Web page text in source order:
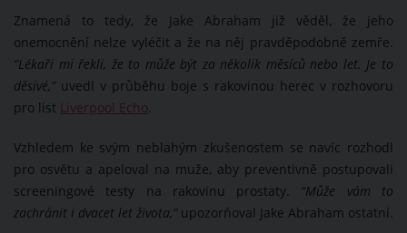
Znamená to tedy, že Jake Abraham již věděl, že jeho
onemocnění nelze vyléčit a že na něj pravděpodobně zemře.
“Lékaři mi řekli, že to může být za několik měsíců nebo let. Je to
děsivé,”uvedl v průběhu boje s rakovinou herec v rozhovoru
pro list Liverpool Echo.
Vzhledem ke svým neblahým zkušenostem se navíc rozhodl
pro osvětu a apeloval na muže, aby preventivně postupovali
screeningové testy na rakovinu prostaty. “Může vám to
zachránit i dvacet let života,” upozorňoval Jake Abraham ostatní.